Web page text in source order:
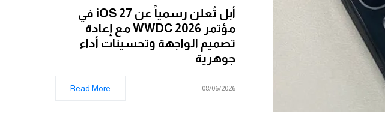
أبل تُعلن رسمياً عن iOS 27 في
مؤتمر WWDC 2026 مع إعادة
تصميم الواجهة وتحسينات أداء
جوهرية
08/06/2026
Read More